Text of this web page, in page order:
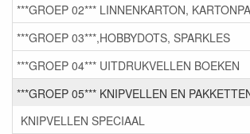
***GROEP 02*** LINNENKARTON,
***GROEP 03***,HOBBYDOTS, SPARKLES
***GROEP 04*** UITDRUKVELLEN BOEKEN
***GROEP 05*** KNIPVELLEN EN
KNIPVELLEN SPECIAAL